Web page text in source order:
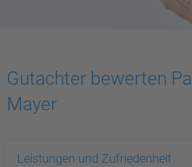
Gutachter bewerten
Mayer
Leistungen und Zufriedenheit